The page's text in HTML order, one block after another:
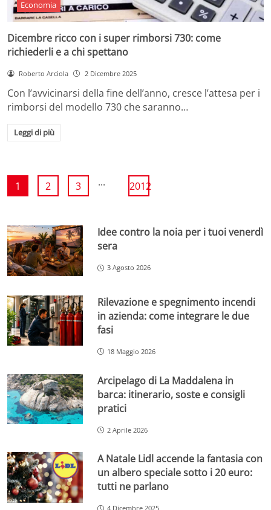
Economia
Dicembre ricco con i super rimborsi 730: come
richiederli e a chi spettano
Roberto Arciola 2 Dicembre 2025
Con l’avvicinarsi della fine dell’anno, cresce l’attesa per i
rimborsi del modello 730 che saranno…
Leggi di più
1 2 3 ... 2012
Idee contro la noia per i tuoi venerdì
sera
3 Agosto 2026
Rilevazione e spegnimento incendi
in azienda: come integrare le due
fasi
18 Maggio 2026
Arcipelago di La Maddalena in
barca: itinerario, soste e consigli
pratici
2 Aprile 2026
A Natale Lidl accende la fantasia con
un albero speciale sotto i 20 euro:
tutti ne parlano
4 Dicembre 2025